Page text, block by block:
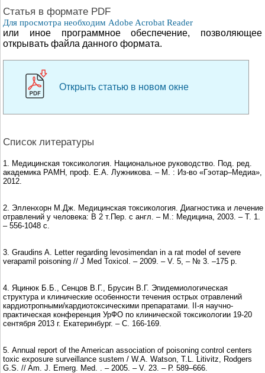
Cтатья в формате PDF
Для просмотра необходим Adobe Acrobat Reader
или иное программное обеспечение, позволяющее
открывать файла данного формата.
Открыть статью в новом окне
Список литературы
1. Медицинская токсикология. Национальное руководство. Под. ред.
академика РАМН, проф. Е.А. Лужникова. – М. : Из-во «Гэотар–Медиа»,
2012.
2. Элленхорн М.Дж. Медицинская токсикология. Диагностика и лечение
отравлений у человека: В 2 т.Пер. с англ. – М.: Медицина, 2003. – Т. 1.
– 556-1048 с.
3. Graudins A. Letter regarding levosimendan in a rat model of severe
verapamil poisoning // J Med Toxicol. – 2009. – V. 5, – № 3. –175 p.
4. Яцинюк Б.Б., Сенцов В.Г., Брусин В.Г. Эпидемиологическая
структура и клинические особенности течения острых отравлений
кардиотропными/кардиотоксическими препаратами. II-я научно-
практическая конференция УрФО по клинической токсикологии 19-20
сентября 2013 г. Екатеринбург. – С. 166-169.
5. Annual report of the American association of poisoning control centers
toxic exposure surveillance sustem / W.A. Watson, T.L. Litivitz, Rodgers
G.S. // Am. J. Emerg. Med. . – 2005. – V. 23. – Р. 589–666.